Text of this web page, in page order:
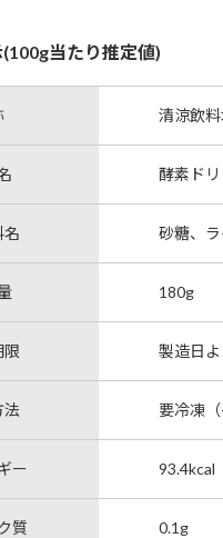
当たり推定値)
清涼飲料
酵素ドリ
名 砂糖、
180g
限 製造日
法 要冷凍
ー 93.4kcal
質 0.1g